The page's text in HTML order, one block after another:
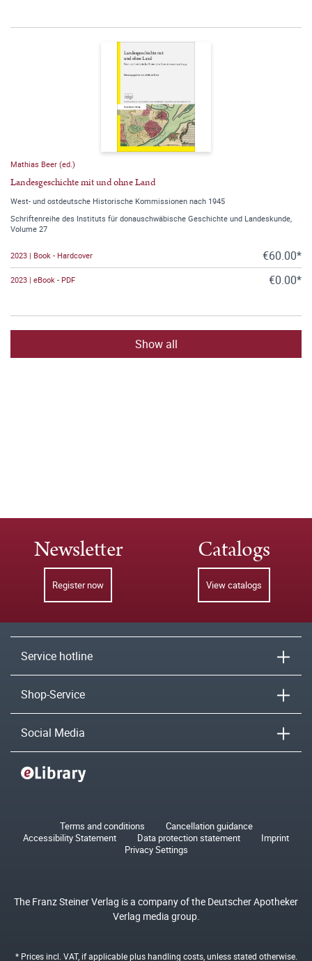
Mathias Beer (ed.)
Landesgeschichte mit und ohne Land
West- und ostdeutsche Historische Kommissionen nach 1945
Schriftenreihe des Instituts für donauschwäbische Geschichte und Landeskunde,
Volume 27
2023 | Book - Hardcover €60.00*
2023 | eBook - PDF €0.00*
Show all
Newsletter
Register now
Catalogs
View catalogs
Service hotline
Shop-Service
Social Media
Terms and conditions
Cancellation guidance
Accessibility Statement
Data protection statement
Imprint
Privacy Settings
The Franz Steiner Verlag is a company of the Deutscher Apotheker
Verlag media group.
* Prices incl. VAT, if applicable plushandling costs, unless stated otherwise.